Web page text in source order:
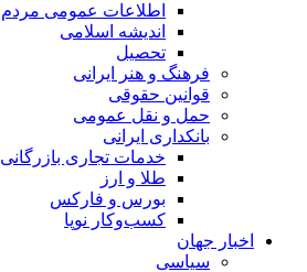
اطلاعات عمومی مردم
اندیشه اسلامی
تحصیل
فرهنگ و هنر ایرانی
قوانین حقوقی
حمل و نقل عمومی
بانکداری ایرانی
خدمات تجاری بازرگانی
طلا و ارز
بورس و فارکس
کسب‌وکار نوپا
اخبار جهان
سیاسی